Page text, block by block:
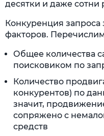
десятки и даже сотни
Конкуренция запроса
факторов.
Общее количества
поисковиком по
Количество
конкурентов) по
значит,
сопряжено с
средств